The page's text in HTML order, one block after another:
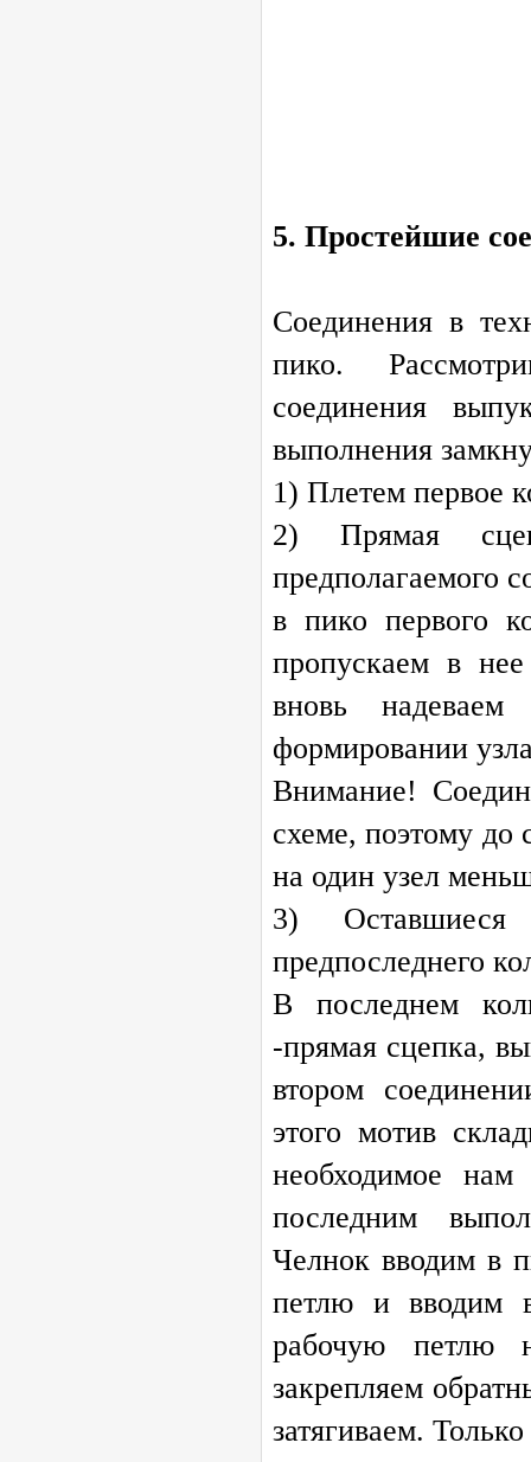
5. Простейшие
Соединения в
пико.
соединения
выполнения
1) Плетем первое
2) Прямая
предполагаемого
в пико первого
пропускаем в
вновь
формировании
Внимание!
схеме, поэтому до
на один узел
3)
предпоследнего
В последнем
-прямая сцепка,
втором
этого мотив
необходимое
последним
Челнок вводим в
петлю и вводим
рабочую петлю
закрепляем
затягиваем.